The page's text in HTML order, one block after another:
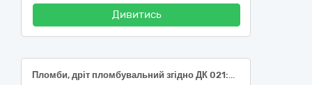
Дивитись
Пломби, дріт пломбувальний згідно ДК 021:2015 код 35120000-1 Системи та пристрої нагляду та охорони